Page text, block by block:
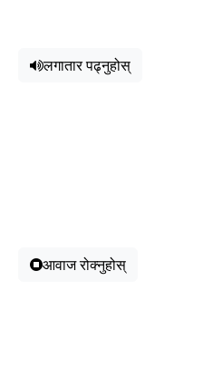
लगातार पढ्नुहोस्
आवाज रोक्नुहोस्